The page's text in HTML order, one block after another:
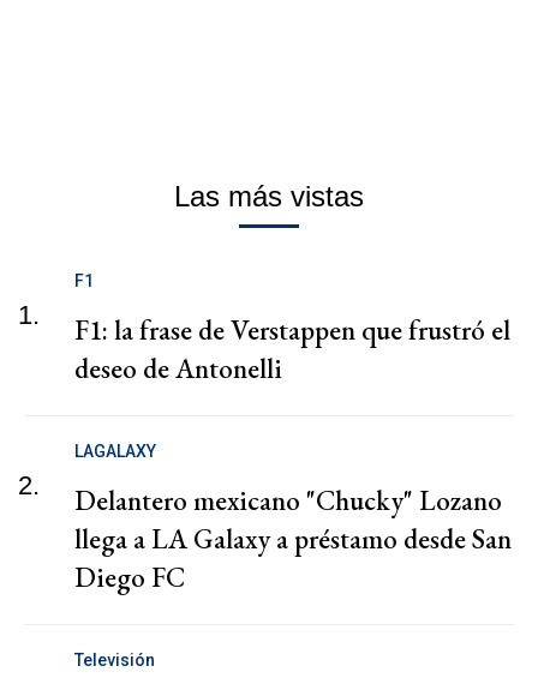
Las más vistas
1.
F1
F1: la frase de Verstappen que frustró el
deseo de Antonelli
2.
LAGALAXY
Delantero mexicano "Chucky" Lozano
llega a LA Galaxy a préstamo desde San
Diego FC
Televisión